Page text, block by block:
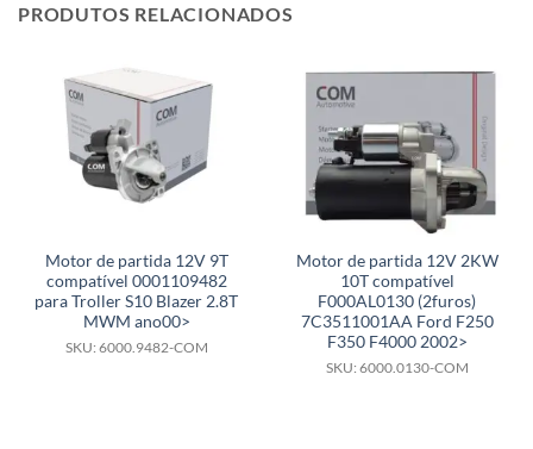
PRODUTOS RELACIONADOS
Motor de partida 12V 9T
compatível 0001109482
para Troller S10 Blazer 2.8T
MWM ano00>
SKU: 6000.9482-COM
Motor de partida 12V 2KW
10T compatível
F000AL0130 (2furos)
7C3511001AA Ford F250
F350 F4000 2002>
SKU: 6000.0130-COM